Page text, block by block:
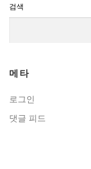
검색
메타
로그인
댓글 피드